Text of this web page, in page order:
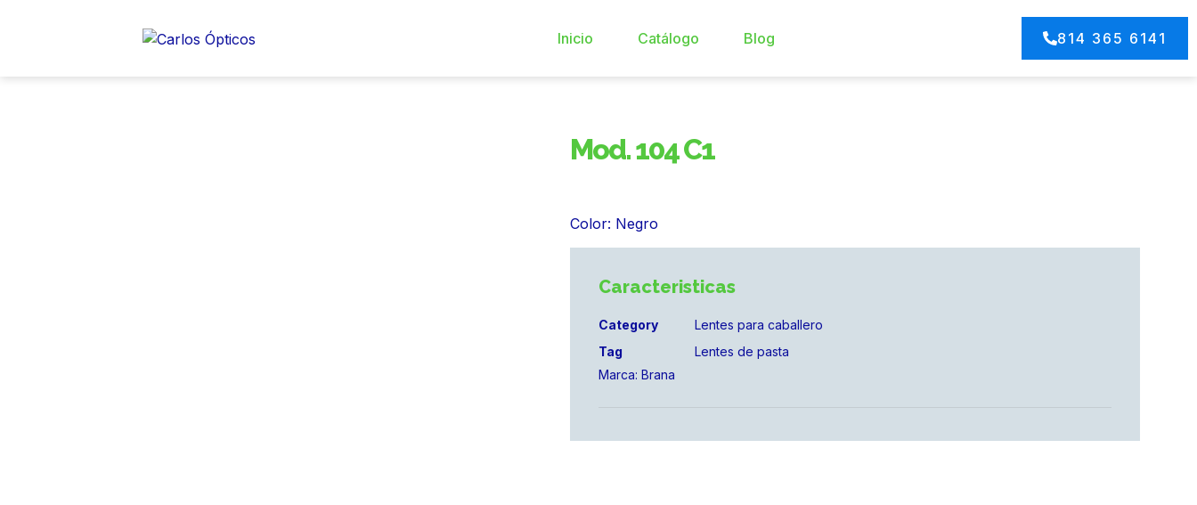
Inicio Catálogo Blog 814 365 6141
Mod. 104 C1
Color: Negro
Caracteristicas
Category
Lentes para caballero
Tag
Lentes de pasta
Marca: Brana